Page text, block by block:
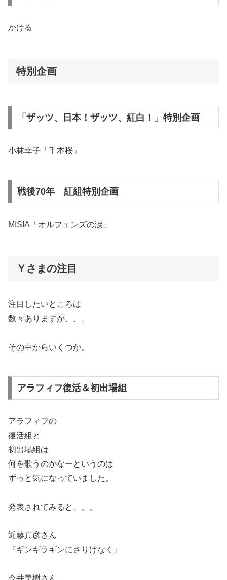
かける
特別企画
「ザッツ、日本！ザッツ、紅白！」特別企画
小林幸子「千本桜」
戦後70年 紅組特別企画
MISIA「オルフェンズの涙」
Ｙさまの注目
注目したいところは
数々ありますが、、、
その中からいくつか。
アラフィフ復活＆初出場組
アラフィフの
復活組と
初出場組は
何を歌うのかなーというのは
ずっと気になっていました。
発表されてみると、、、
近藤真彦さん
『ギンギラギンにさりげなく』